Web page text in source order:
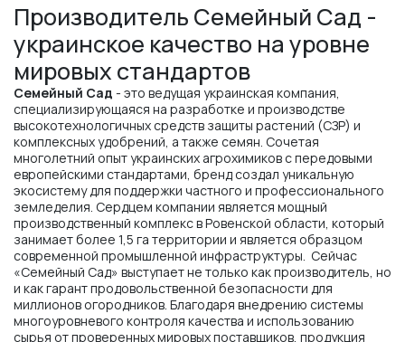
Производитель Семейный Сад -
украинское качество на уровне
мировых стандартов
Семейный Сад - это ведущая украинская компания,
специализирующаяся на разработке и производстве
высокотехнологичных средств защиты растений (СЗР) и
комплексных удобрений, а также семян. Сочетая
многолетний опыт украинских агрохимиков с передовыми
европейскими стандартами, бренд создал уникальную
экосистему для поддержки частного и профессионального
земледелия. Сердцем компании является мощный
производственный комплекс в Ровенской области, который
занимает более 1,5 га территории и является образцом
современной промышленной инфраструктуры. Сейчас
«Семейный Сад» выступает не только как производитель, но
и как гарант продовольственной безопасности для
миллионов огородников. Благодаря внедрению системы
многоуровневого контроля качества и использованию
сырья от проверенных мировых поставщиков, продукция